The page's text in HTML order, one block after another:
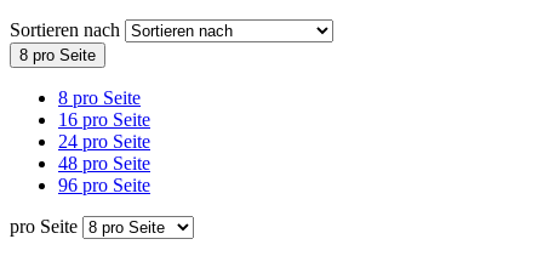
Sortieren nach
8 pro Seite
8 pro Seite
16 pro Seite
24 pro Seite
48 pro Seite
96 pro Seite
pro Seite